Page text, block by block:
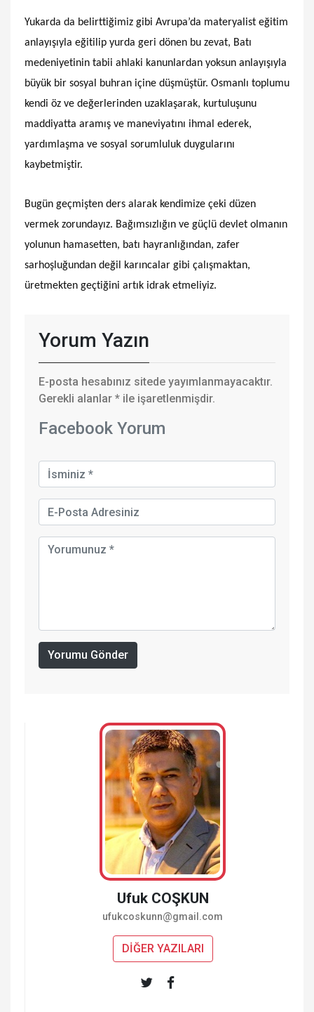
Yukarda da belirttiğimiz gibi Avrupa’da materyalist eğitim
anlayışıyla eğitilip yurda geri dönen bu zevat, Batı
medeniyetinin tabii ahlaki kanunlardan yoksun anlayışıyla
büyük bir sosyal buhran içine düşmüştür. Osmanlı toplumu
kendi öz ve değerlerinden uzaklaşarak, kurtuluşunu
maddiyatta aramış ve maneviyatını ihmal ederek,
yardımlaşma ve sosyal sorumluluk duygularını
kaybetmiştir.
Bugün geçmişten ders alarak kendimize çeki düzen
vermek zorundayız. Bağımsızlığın ve güçlü devlet olmanın
yolunun hamasetten, batı hayranlığından, zafer
sarhoşluğundan değil karıncalar gibi çalışmaktan,
üretmekten geçtiğini artık idrak etmeliyiz.
Yorum Yazın
E-posta hesabınız sitede yayımlanmayacaktır.
Gerekli alanlar * ile işaretlenmişdir.
Facebook Yorum
Yorumu Gönder
Ufuk COŞKUN
ufukcoskunn@gmail.com
DİĞER YAZILARI